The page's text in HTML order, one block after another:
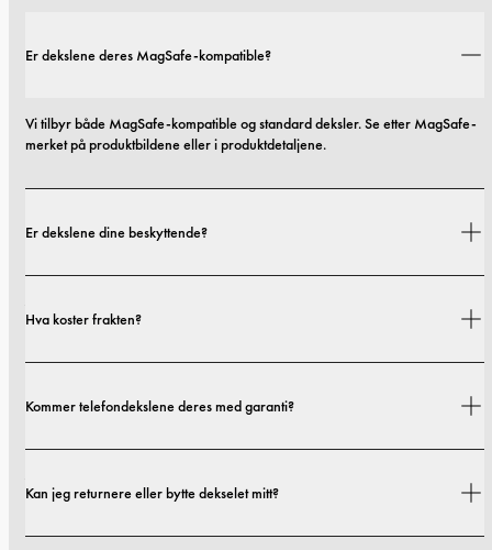
Er dekslene deres MagSafe-kompatible?
Vi tilbyr både MagSafe-kompatible og standard deksler. Se etter MagSafe-
merket på produktbildene eller i produktdetaljene.
Er dekslene dine beskyttende?
som spenner fra slanke profiler til mer beskyttende utforminger.
Hva koster frakten?
finner alle detaljer i vår fraktpolicy.
Kommer telefondekslene deres med garanti?
noen material- eller produksjonsfeil innen de første 12 månedene etter
Kan jeg returnere eller bytte dekselet mitt?